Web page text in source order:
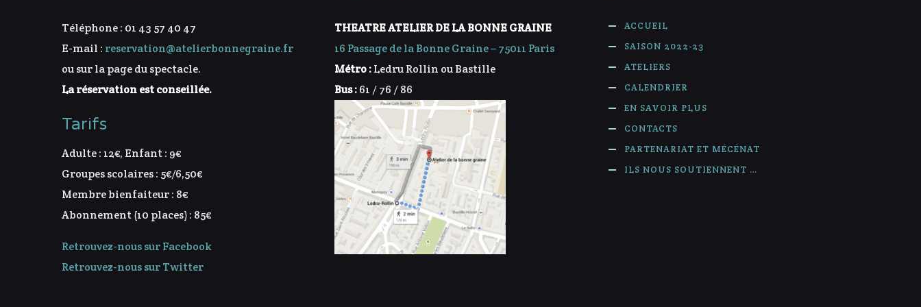
Téléphone : 01 43 57 40 47
E-mail : reservation@atelierbonnegraine.fr
ou sur la page du spectacle.
La réservation est conseillée.
Tarifs
Adulte : 12€, Enfant : 9€
Groupes scolaires : 5€/6,50€
Membre bienfaiteur : 8€
Abonnement (10 places) : 85€
Retrouvez-nous sur Facebook
Retrouvez-nous sur Twitter
THEATRE ATELIER DE LA BONNE GRAINE
16 Passage de la Bonne Graine – 75011 Paris
Métro :Ledru Rollin ou Bastille
Bus :61 / 76 / 86
ACCUEIL
SAISON 2022-23
ATELIERS
CALENDRIER
EN SAVOIR PLUS
CONTACTS
PARTENARIAT ET MÉCÉNAT
ILS NOUS SOUTIENNENT …